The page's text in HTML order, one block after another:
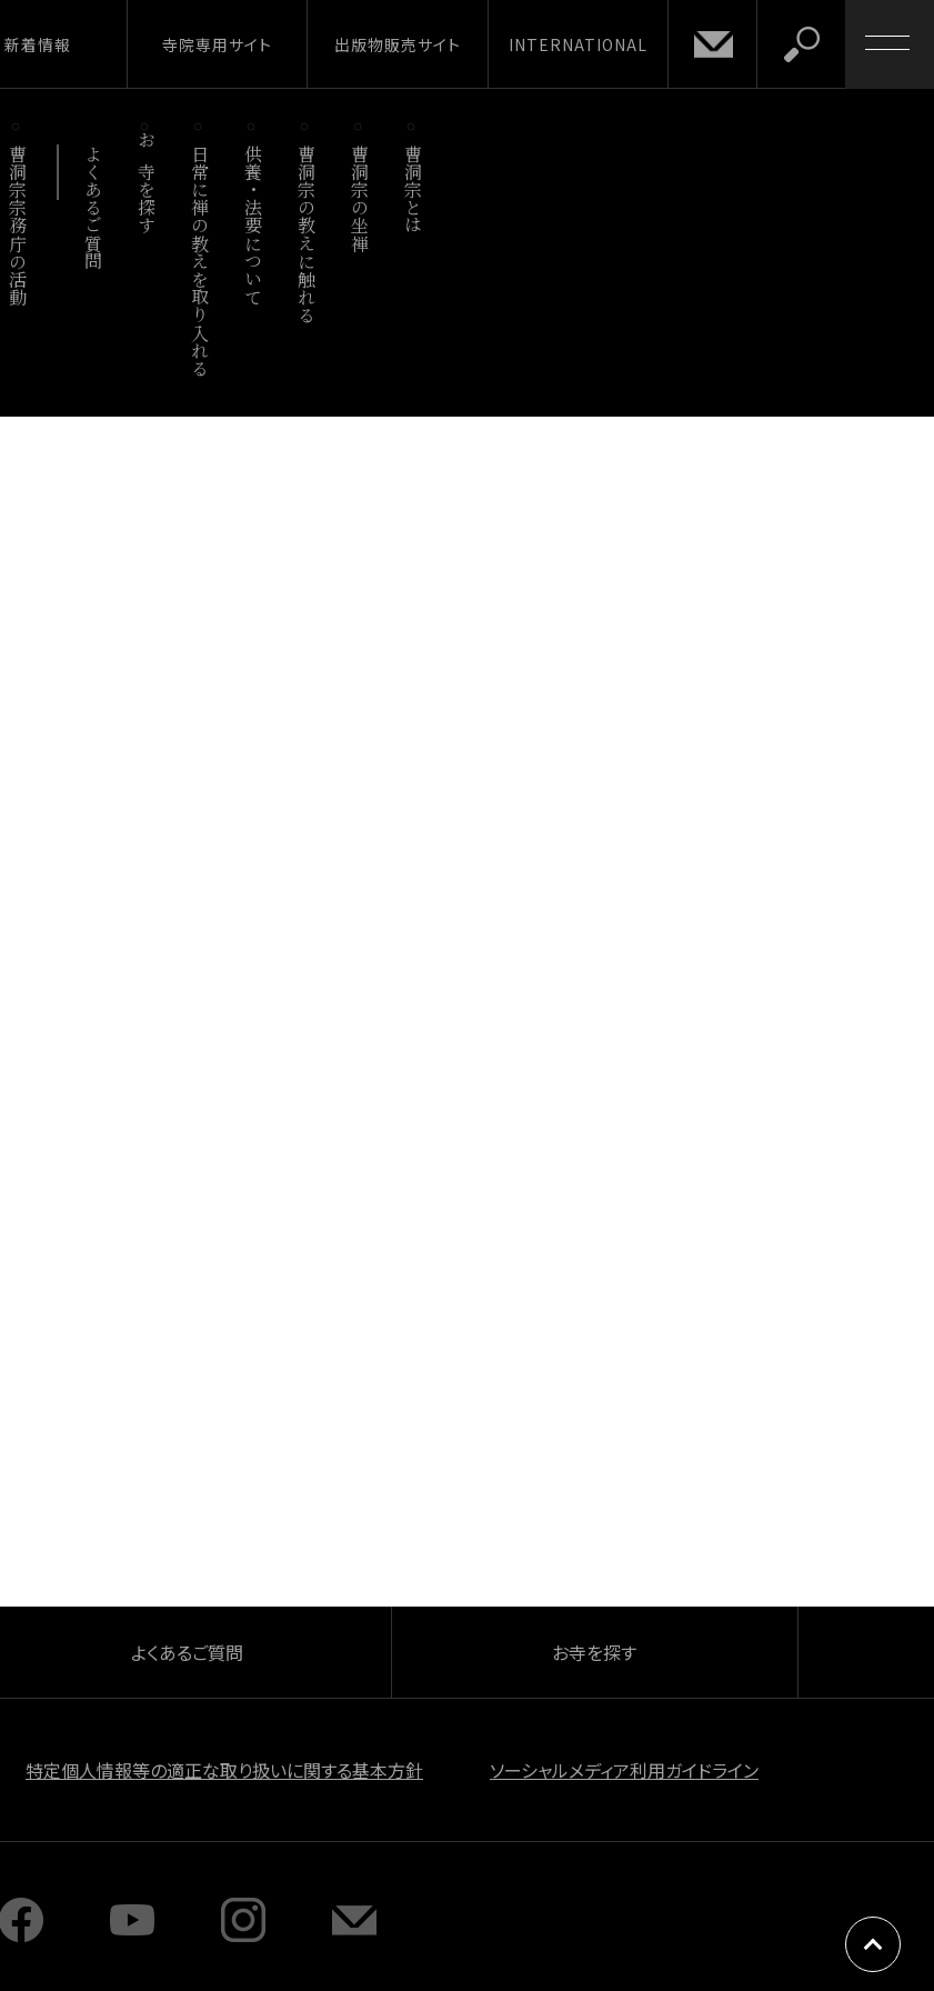
新着情報 寺院専用サイト 出版物販売サイト INTERNATIONAL
曹洞宗宗務庁の活動 よくあるご質問 お寺を探す 日常に禅の教えを取り入れる 供養・法要について 曹洞宗の教えに触れる 曹洞宗の坐禅 曹洞宗とは
よくあるご質問 お寺を探す
特定個人情報等の適正な取り扱いに関する基本方針 ソーシャルメディア利用ガイドライン